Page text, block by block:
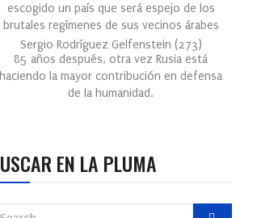
escogido un país que será espejo de los
brutales regímenes de sus vecinos árabes
Sergio Rodríguez Gelfenstein (273)
85 años después, otra vez Rusia está
haciendo la mayor contribución en defensa
de la humanidad.
EN LA PLUMA